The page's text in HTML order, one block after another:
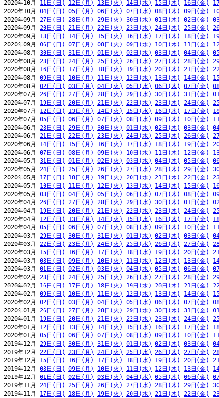
2020年10月 11日(日) 12日(月) 13日(火) 14日(水) 15日(木) 16日(金)
2020年10月 04日(日) 05日(月) 06日(火) 07日(水) 08日(木) 09日(金)
2020年09月 27日(日) 28日(月) 29日(火) 30日(水) 01日(木) 02日(金)
2020年09月 20日(日) 21日(月) 22日(火) 23日(水) 24日(木) 25日(金)
2020年09月 13日(日) 14日(月) 15日(火) 16日(水) 17日(木) 18日(金)
2020年09月 06日(日) 07日(月) 08日(火) 09日(水) 10日(木) 11日(金)
2020年08月 30日(日) 31日(月) 01日(火) 02日(水) 03日(木) 04日(金)
2020年08月 23日(日) 24日(月) 25日(火) 26日(水) 27日(木) 28日(金)
2020年08月 16日(日) 17日(月) 18日(火) 19日(水) 20日(木) 21日(金)
2020年08月 09日(日) 10日(月) 11日(火) 12日(水) 13日(木) 14日(金)
2020年08月 02日(日) 03日(月) 04日(火) 05日(水) 06日(木) 07日(金)
2020年07月 26日(日) 27日(月) 28日(火) 29日(水) 30日(木) 31日(金)
2020年07月 19日(日) 20日(月) 21日(火) 22日(水) 23日(木) 24日(金)
2020年07月 12日(日) 13日(月) 14日(火) 15日(水) 16日(木) 17日(金)
2020年07月 05日(日) 06日(月) 07日(火) 08日(水) 09日(木) 10日(金)
2020年06月 28日(日) 29日(月) 30日(火) 01日(水) 02日(木) 03日(金)
2020年06月 21日(日) 22日(月) 23日(火) 24日(水) 25日(木) 26日(金)
2020年06月 14日(日) 15日(月) 16日(火) 17日(水) 18日(木) 19日(金)
2020年06月 07日(日) 08日(月) 09日(火) 10日(水) 11日(木) 12日(金)
2020年05月 31日(日) 01日(月) 02日(火) 03日(水) 04日(木) 05日(金)
2020年05月 24日(日) 25日(月) 26日(火) 27日(水) 28日(木) 29日(金)
2020年05月 17日(日) 18日(月) 19日(火) 20日(水) 21日(木) 22日(金)
2020年05月 10日(日) 11日(月) 12日(火) 13日(水) 14日(木) 15日(金)
2020年05月 03日(日) 04日(月) 05日(火) 06日(水) 07日(木) 08日(金)
2020年04月 26日(日) 27日(月) 28日(火) 29日(水) 30日(木) 01日(金)
2020年04月 19日(日) 20日(月) 21日(火) 22日(水) 23日(木) 24日(金)
2020年04月 12日(日) 13日(月) 14日(火) 15日(水) 16日(木) 17日(金)
2020年04月 05日(日) 06日(月) 07日(火) 08日(水) 09日(木) 10日(金)
2020年03月 29日(日) 30日(月) 31日(火) 01日(水) 02日(木) 03日(金)
2020年03月 22日(日) 23日(月) 24日(火) 25日(水) 26日(木) 27日(金)
2020年03月 15日(日) 16日(月) 17日(火) 18日(水) 19日(木) 20日(金)
2020年03月 08日(日) 09日(月) 10日(火) 11日(水) 12日(木) 13日(金)
2020年03月 01日(日) 02日(月) 03日(火) 04日(水) 05日(木) 06日(金)
2020年02月 23日(日) 24日(月) 25日(火) 26日(水) 27日(木) 28日(金)
2020年02月 16日(日) 17日(月) 18日(火) 19日(水) 20日(木) 21日(金)
2020年02月 09日(日) 10日(月) 11日(火) 12日(水) 13日(木) 14日(金)
2020年02月 02日(日) 03日(月) 04日(火) 05日(水) 06日(木) 07日(金)
2020年01月 26日(日) 27日(月) 28日(火) 29日(水) 30日(木) 31日(金)
2020年01月 19日(日) 20日(月) 21日(火) 22日(水) 23日(木) 24日(金)
2020年01月 12日(日) 13日(月) 14日(火) 15日(水) 16日(木) 17日(金)
2020年01月 05日(日) 06日(月) 07日(火) 08日(水) 09日(木) 10日(金)
2019年12月 29日(日) 30日(月) 31日(火) 01日(水) 02日(木) 03日(金)
2019年12月 22日(日) 23日(月) 24日(火) 25日(水) 26日(木) 27日(金)
2019年12月 15日(日) 16日(月) 17日(火) 18日(水) 19日(木) 20日(金)
2019年12月 08日(日) 09日(月) 10日(火) 11日(水) 12日(木) 13日(金)
2019年12月 01日(日) 02日(月) 03日(火) 04日(水) 05日(木) 06日(金)
2019年11月 24日(日) 25日(月) 26日(火) 27日(水) 28日(木) 29日(金)
2019年11月 17日(日) 18日(月) 19日(火) 20日(水) 21日(木) 22日(金)